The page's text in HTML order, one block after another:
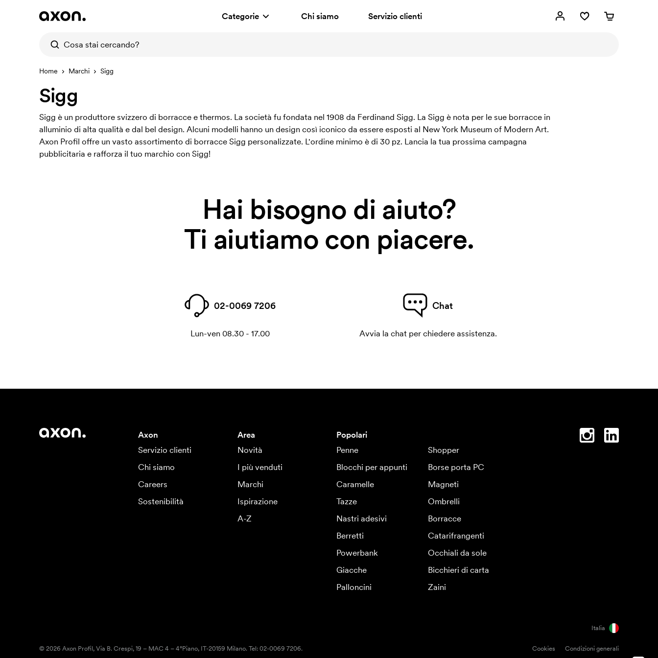
Categorie Chi siamo Servizio clienti
Home Marchi Sigg
Sigg
Sigg è un produttore svizzero di borracce e thermos. La società fu fondata nel 1908 da Ferdinand Sigg. La Sigg è nota per le sue borracce in
alluminio di alta qualità e dal bel design. Alcuni modelli hanno un design così iconico da essere esposti al New York Museum of Modern Art.
Axon Profil offre un vasto assortimento di borracce Sigg personalizzate. L'ordine minimo è di 30 pz. Lancia la tua prossima campagna
pubblicitaria e rafforza il tuo marchio con Sigg!
Hai bisogno di aiuto?
Ti aiutiamo con piacere.
02-0069 7206
Lun-ven 08.30 - 17.00
Chat
Avvia la chat per chiedere assistenza.
Axon
Servizio clienti
Chi siamo
Careers
Sostenibilità
Area
Novità
I più venduti
Marchi
Ispirazione
A-Z
Popolari
Penne
Shopper
Blocchi per appunti
Borse porta PC
Caramelle
Magneti
Tazze
Ombrelli
Nastri adesivi
Borracce
Berretti
Catarifrangenti
Powerbank
Occhiali da sole
Giacche
Bicchieri di carta
Palloncini
Zaini
Italia
Cookies Condizioni generali
© 2026 Axon Profil, Via B. Crespi, 19 – MAC 4 – 4°Piano, IT-20159 Milano. Tel: 02-0069 7206.